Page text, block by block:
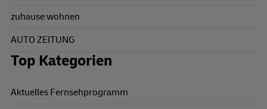
zuhause wohnen
AUTO ZEITUNG
Top Kategorien
Aktuelles Fernsehprogramm